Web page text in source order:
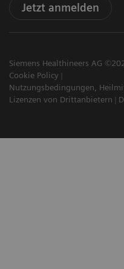
Jetzt anmelden
Siemens Healthineers AG
Cookie Policy
Nutzungsbedingungen,
Lizenzen von Drittanbietern